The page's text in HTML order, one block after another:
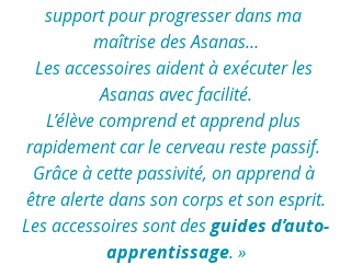
support pour progresser dans ma
maîtrise des Asanas…
Les accessoires aident à exécuter les
Asanas avec facilité.
L’élève comprend et apprend plus
rapidement car le cerveau reste passif.
Grâce à cette passivité, on apprend à
être alerte dans son corps et son esprit.
Les accessoires sont des guides d’auto-
apprentissage. »